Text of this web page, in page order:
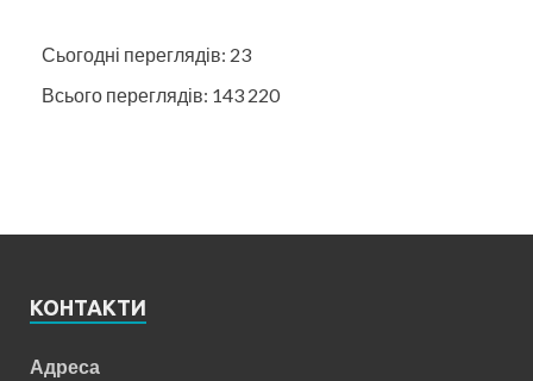
Сьогодні переглядів: 23
Всього переглядів: 143 220
КОНТАКТИ
Адреса